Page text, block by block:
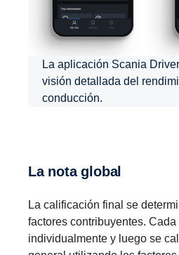
La aplicación Scania
visión detallada del
conducción.
La nota global
La calificación final se
factores contribuyentes.
individualmente y luego se